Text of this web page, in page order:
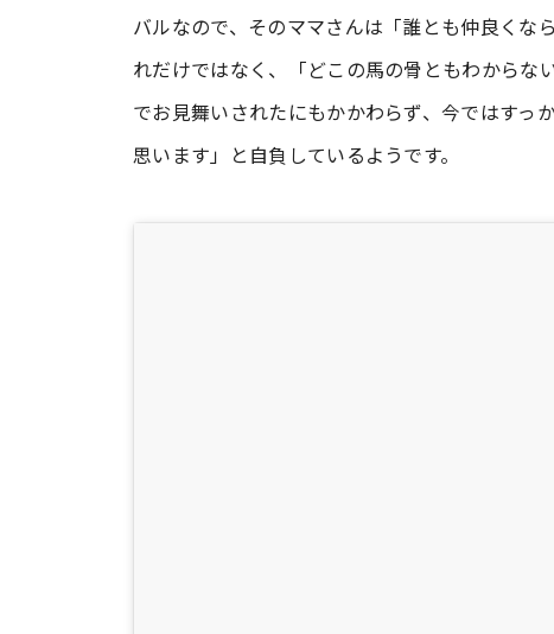
バルなので、そのママさんは「誰とも仲良くな
れだけではなく、「どこの馬の骨ともわからな
でお見舞いされたにもかかわらず、今ではすっ
思います」と自負しているようです。